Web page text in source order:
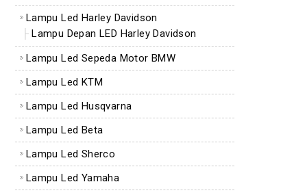
Lampu Led Harley Davidson
Lampu Depan LED Harley Davidson
Lampu Led Sepeda Motor BMW
Lampu Led KTM
Lampu Led Husqvarna
Lampu Led Beta
Lampu Led Sherco
Lampu Led Yamaha